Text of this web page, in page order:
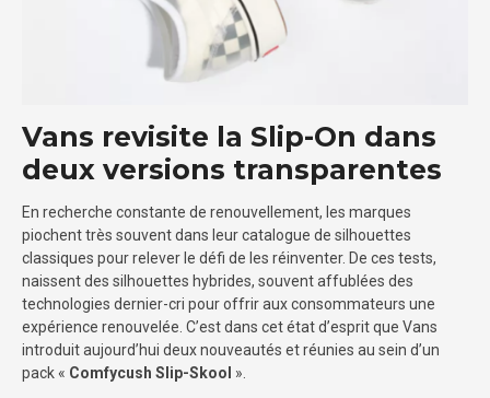
Vans revisite la Slip-On dans
deux versions transparentes
En recherche constante de renouvellement, les marques
piochent très souvent dans leur catalogue de silhouettes
classiques pour relever le défi de les réinventer. De ces tests,
naissent des silhouettes hybrides, souvent affublées des
technologies dernier-cri pour offrir aux consommateurs une
expérience renouvelée. C’est dans cet état d’esprit que Vans
introduit aujourd’hui deux nouveautés et réunies au sein d’un
pack « Comfycush Slip-Skool ».